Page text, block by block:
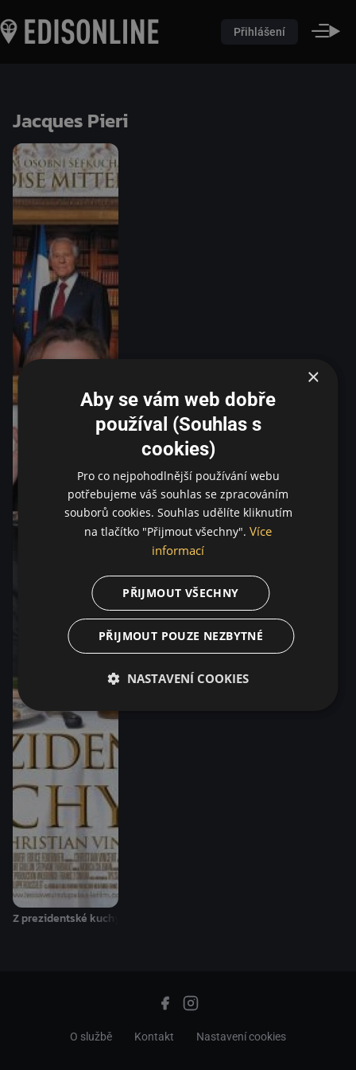
Přihlášení
Jacques Pieri
Z prezidentské kuchyně
O službě Kontakt Nastavení cookies
×
Aby se vám web dobře
používal (Souhlas s
cookies)
Pro co nejpohodlnější používání webu
potřebujeme váš souhlas se zpracováním
souborů cookies. Souhlas udělíte kliknutím
na tlačítko "Přijmout všechny". Více
informací
PŘIJMOUT VŠECHNY
PŘIJMOUT POUZE NEZBYTNÉ
NASTAVENÍ COOKIES